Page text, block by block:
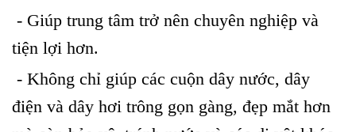
- Giúp trung tâm trở nên chuyên nghiệp và
tiện lợi hơn.
- Không chỉ giúp các cuộn dây nước, dây
điện và dây hơi trông gọn gàng, đẹp mắt hơn